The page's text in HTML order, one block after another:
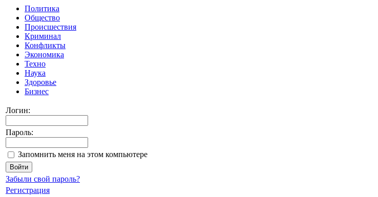
Политика
Общество
Происшествия
Криминал
Конфликты
Экономика
Техно
Наука
Здоровье
Бизнес
Логин:
Пароль:
Запомнить меня на этом компьютере
Забыли свой пароль?
Регистрация